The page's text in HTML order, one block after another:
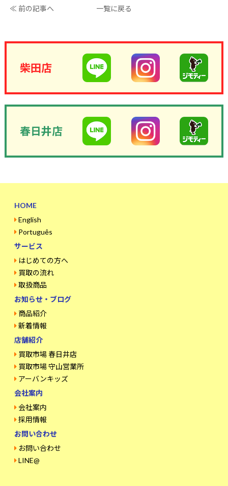
≪ 前の記事へ 一覧に戻る
柴田店
春日井店
HOME
English
Português
サービス
はじめての方へ
買取の流れ
取扱商品
お知らせ・ブログ
商品紹介
新着情報
店舗紹介
買取市場 春日井店
買取市場 守山営業所
アーバンキッズ
会社案内
会社案内
採用情報
お問い合わせ
お問い合わせ
LINE@